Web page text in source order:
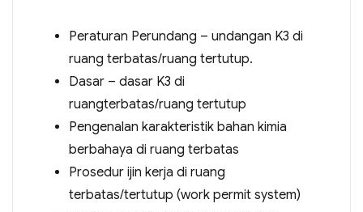
Peraturan Perundang – undangan K3 di
ruang terbatas/ruang tertutup.
Dasar – dasar K3 di
ruangterbatas/ruang tertutup
Pengenalan karakteristik bahan kimia
berbahaya di ruang terbatas
Prosedur ijin kerja di ruang
terbatas/tertutup (work permit system)